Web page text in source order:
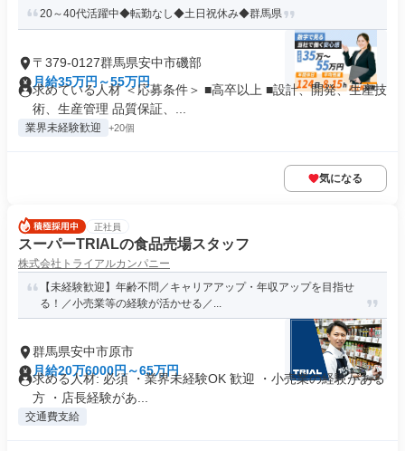
20～40代活躍中◆転勤なし◆土日祝休み◆群馬県
〒379-0127群馬県安中市磯部
月給35万円～55万円
求めている人材 ＜応募条件＞ ■高卒以上 ■設計、開発、生産技
術、生産管理 品質保証、...
業界未経験歓迎 +20個
気になる
正社員
スーパーTRIALの食品売場スタッフ
株式会社トライアルカンパニー
【未経験歓迎】年齢不問／キャリアアップ・年収アップを目指せ
る！／小売業等の経験が活かせる／...
群馬県安中市原市
月給20万6000円～65万円
求める人材: 必須 ・業界未経験OK 歓迎 ・小売業の経験がある
方 ・店長経験があ...
交通費支給